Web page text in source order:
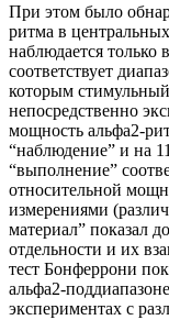
При этом было
ритма в
наблюдается только
соответствует
которым
непосредственно
мощность альфа2-
“наблюдение” и на
“выполнение”
относительной
измерениями
материал” показал
отдельности и их
тест Бонферрони
альфа2-
экспериментах с